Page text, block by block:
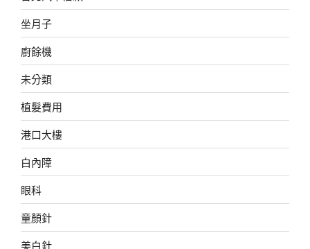
坐月子
廚餘機
未分類
植髮費用
港口大樓
白內障
眼科
童顏針
美白針